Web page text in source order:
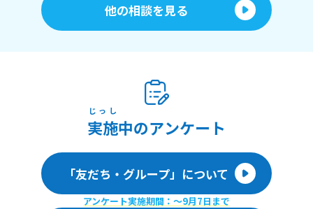
他の相談を見る
実施
じっし
中のアンケート
「友だち・グループ」について
アンケート実施期間：〜9月7日まで